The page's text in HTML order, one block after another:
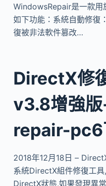
WindowsRepair是一款用
如下功能：系統自動修復
復被非法軟件篡改…
DirectX修
v3.8增強
repair-pc6
2018年12月18日 –
系統DirectX組件修復工
DirectX狀態,如果發現異